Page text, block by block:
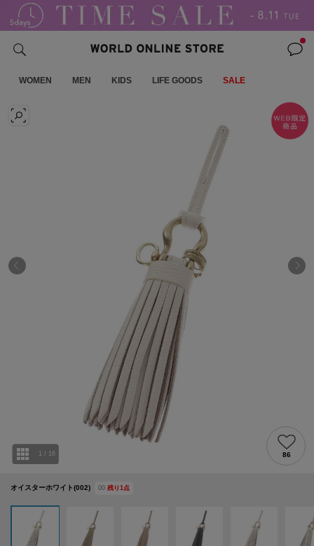
WOMEN MEN KIDS LIFE GOODS SALE
オイスターホワイト(002) 00 残り 1 点
1 / 16 86